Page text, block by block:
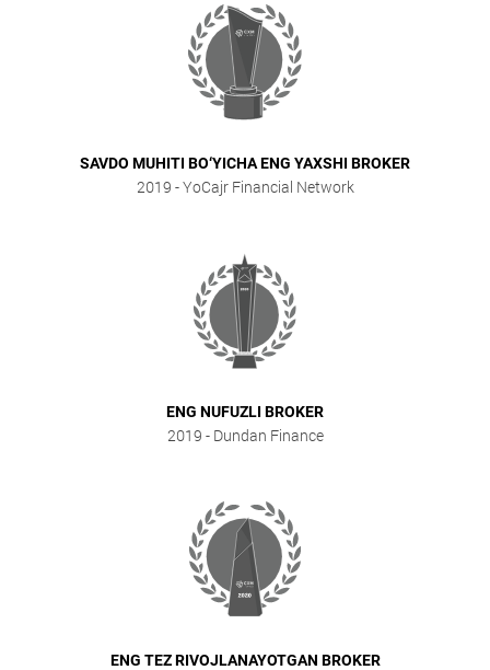
SAVDO MUHITI BO‘YICHA ENG YAXSHI BROKER
2019 - YoCajr Financial Network
ENG NUFUZLI BROKER
2019 - Dundan Finance
ENG TEZ RIVOJLANAYOTGAN BROKER